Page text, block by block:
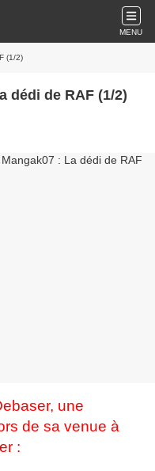
MENU
(1/2)
dédi de RAF (1/2)
une
de sa venue à
: